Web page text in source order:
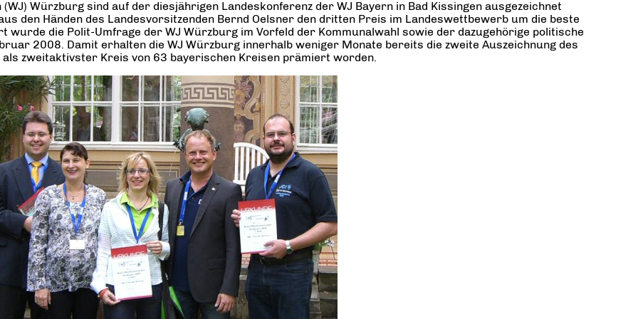
Würzburg sind auf der diesjährigen Landeskonferenz der WJ Bayern in Bad Kissingen ausgezeichnet
den Händen des Landesvorsitzenden Bernd Oelsner den dritten Preis im Landeswettbewerb um die beste
die Polit-Umfrage der WJ Würzburg im Vorfeld der Kommunalwahl sowie der dazugehörige politische
2008. Damit erhalten die WJ Würzburg innerhalb weniger Monate bereits die zweite Auszeichnung des
zweitaktivster Kreis von 63 bayerischen Kreisen prämiert worden.